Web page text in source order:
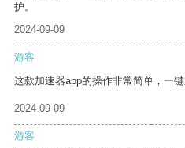
护。
2024-09-09
游客
这款加速器app的操作非常简单，一
2024-09-09
游客